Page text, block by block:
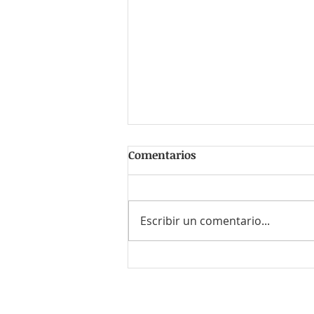
Comentarios
Escribir un comentario...